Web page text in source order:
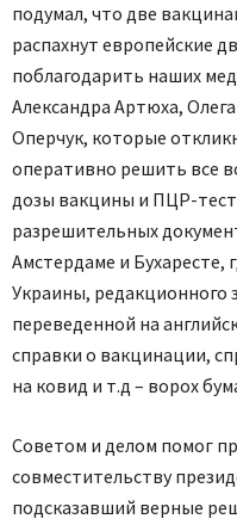
подумал, что две
распахнут европейские
поблагодарить наших
Александра Артюха,
Оперчук, которые
оперативно решить все
дозы вакцины и ПЦР-
разрешительных
Амстердаме и Бухаресте,
Украины, редакционного
переведенной на
справки о вакцинации,
на ковид и т.д – ворох
Советом и делом помог
совместительству
подсказавший верные